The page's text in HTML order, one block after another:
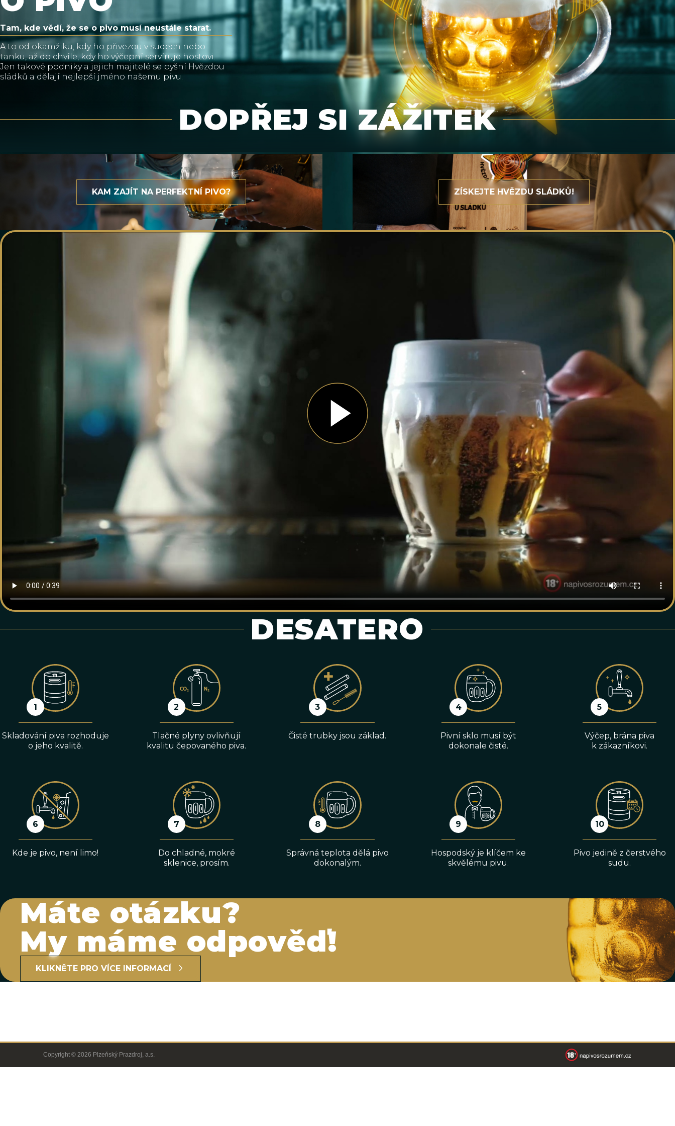
Tam, kde vědí, že se o pivo musí neustále starat.
A to od okamžiku, kdy ho přivezou v sudech nebo
tanku, až do chvíle, kdy ho výčepní servíruje hostovi.
Jen takové podniky a jejich majitelé se pyšní Hvězdou
sládků a dělají nejlepší jméno našemu pivu.
DOPŘEJ SI ZÁŽITEK
KAM ZAJÍT NA PERFEKTNÍ PIVO? ZÍSKEJTE HVĚZDU SLÁDKŮ!
DESATERO
Skladování piva rozhoduje
o jeho kvalitě.
Tlačné plyny ovlivňují
kvalitu čepovaného piva.
Čisté trubky jsou základ.
Pivní sklo musí být
dokonale čisté.
Výčep, brána piva
k zákazníkovi.
Kde je pivo, není limo!
Do chladné, mokré
sklenice, prosím.
Správná teplota dělá pivo
dokonalým.
Hospodský je klíčem ke
skvělému pivu.
Pivo jedině z čerstvého
sudu.
Máte otázku?
My máme odpověď!
KLIKNĚTE PRO VÍCE INFORMACÍ
Copyright © 2026 Plzeňský Prazdroj, a.s.